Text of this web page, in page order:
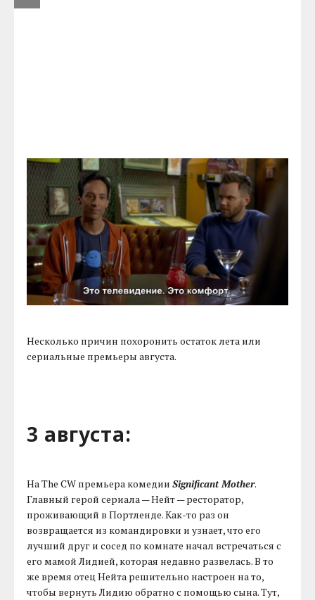
Несколько причин похоронить остаток лета или
сериальные премьеры августа.
3 августа:
На The CW премьера комедииSignificant Mother.
Главный герой сериала — Нейт — ресторатор,
проживающий в Портленде. Как-то раз он
возвращается из командировки и узнает, что его
лучший друг и сосед по комнате начал встречаться с
его мамой Лидией, которая недавно развелась. В то
же время отец Нейта решительно настроен на то,
чтобы вернуть Лидию обратно с помощью сына. Тут,